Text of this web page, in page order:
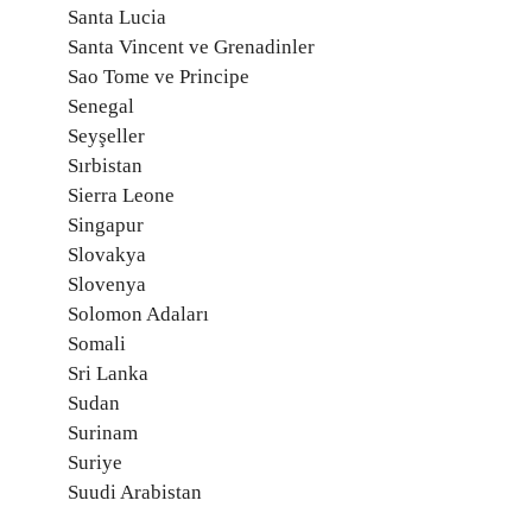
Santa Lucia
Santa Vincent ve Grenadinler
Sao Tome ve Principe
Senegal
Seyşeller
Sırbistan
Sierra Leone
Singapur
Slovakya
Slovenya
Solomon Adaları
Somali
Sri Lanka
Sudan
Surinam
Suriye
Suudi Arabistan